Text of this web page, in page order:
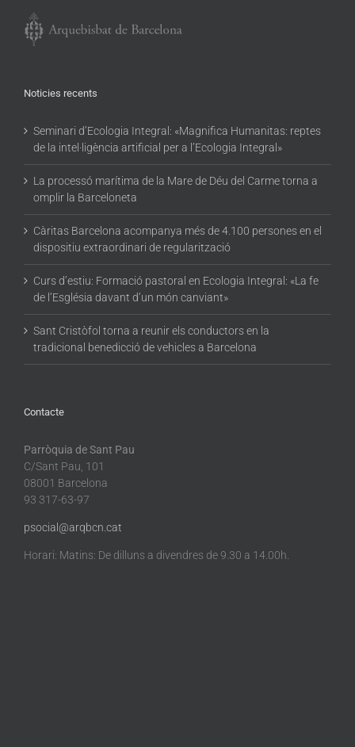
Noticies recents
Seminari d’Ecologia Integral: «Magnifica Humanitas: reptes
de la intel·ligència artificial per a l’Ecologia Integral»
La processó marítima de la Mare de Déu del Carme torna a
omplir la Barceloneta
Càritas Barcelona acompanya més de 4.100 persones en el
dispositiu extraordinari de regularització
Curs d’estiu: Formació pastoral en Ecologia Integral: «La fe
de l’Església davant d’un món canviant»
Sant Cristòfol torna a reunir els conductors en la
tradicional benedicció de vehicles a Barcelona
Contacte
Parròquia de Sant Pau
C/Sant Pau, 101
08001 Barcelona
93 317-63-97
psocial@arqbcn.cat
Horari: Matins: De dilluns a divendres de 9.30 a 14.00h.